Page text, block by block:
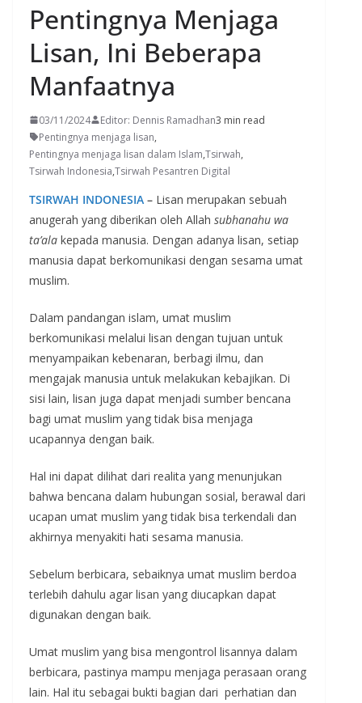
Pentingnya Menjaga
Lisan, Ini Beberapa
Manfaatnya
03/11/2024 Editor: Dennis Ramadhan3 min read
Pentingnya menjaga lisan,
Pentingnya menjaga lisan dalam Islam,Tsirwah,
Tsirwah Indonesia,Tsirwah Pesantren Digital
TSIRWAH INDONESIA – Lisan merupakan sebuah
anugerah yang diberikan oleh Allah subhanahu wa
ta’ala kepada manusia. Dengan adanya lisan, setiap
manusia dapat berkomunikasi dengan sesama umat
muslim.
Dalam pandangan islam, umat muslim
berkomunikasi melalui lisan dengan tujuan untuk
menyampaikan kebenaran, berbagi ilmu, dan
mengajak manusia untuk melakukan kebajikan. Di
sisi lain, lisan juga dapat menjadi sumber bencana
bagi umat muslim yang tidak bisa menjaga
ucapannya dengan baik.
Hal ini dapat dilihat dari realita yang menunjukan
bahwa bencana dalam hubungan sosial, berawal dari
ucapan umat muslim yang tidak bisa terkendali dan
akhirnya menyakiti hati sesama manusia.
Sebelum berbicara, sebaiknya umat muslim berdoa
terlebih dahulu agar lisan yang diucapkan dapat
digunakan dengan baik.
Umat muslim yang bisa mengontrol lisannya dalam
berbicara, pastinya mampu menjaga perasaan orang
lain. Hal itu sebagai bukti bagian dari perhatian dan